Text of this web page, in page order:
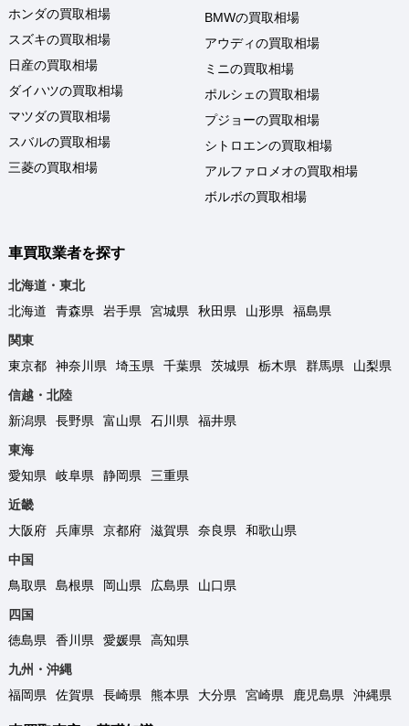
ホンダの買取相場
スズキの買取相場
日産の買取相場
ダイハツの買取相場
マツダの買取相場
スバルの買取相場
三菱の買取相場
BMWの買取相場
アウディの買取相場
ミニの買取相場
ポルシェの買取相場
プジョーの買取相場
シトロエンの買取相場
アルファロメオの買取相場
ボルボの買取相場
車買取業者を探す
北海道・東北
北海道
青森県 岩手県 宮城県 秋田県 山形県
福島県
関東
東京都
神奈川県 埼玉県 千葉県 茨城県 栃木県 群馬県
山梨県
信越・北陸
新潟県
長野県 富山県 石川県
福井県
東海
愛知県
岐阜県 静岡県
三重県
近畿
大阪府
兵庫県 京都府 滋賀県 奈良県
和歌山県
中国
鳥取県
島根県 岡山県 広島県
山口県
四国
徳島県
香川県 愛媛県
高知県
九州・沖縄
福岡県
佐賀県 長崎県 熊本県 大分県 宮崎県 鹿児島県 沖縄県